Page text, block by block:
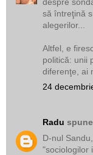
să întreţină
alegerilor...
Altfel, e
politică: unii
diferenţe, ai
24
Radu
D-nul
"sociologilor